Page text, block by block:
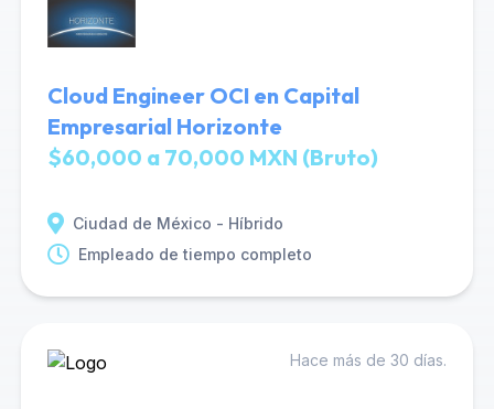
Cloud Engineer OCI en Capital
Empresarial Horizonte
$60,000 a 70,000 MXN (Bruto)
Ciudad de México - Híbrido
Empleado de tiempo completo
Hace más de 30 días.